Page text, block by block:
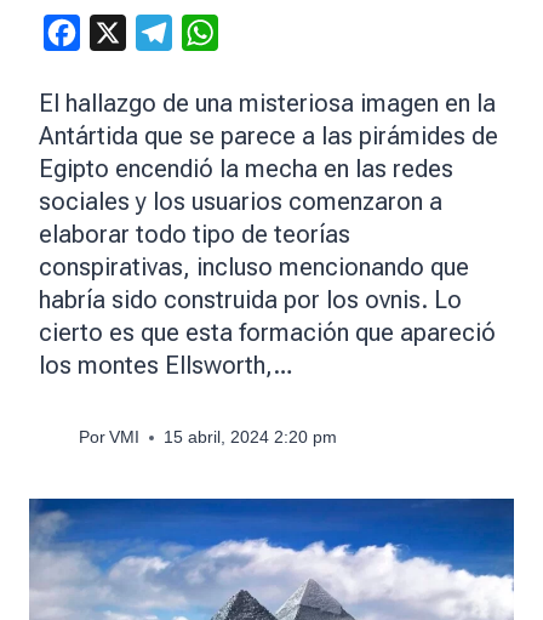
Facebook Telegram
El hallazgo de una misteriosa imagen en la
Antártida que se parece a las pirámides de
Egipto encendió la mecha en las redes
sociales y los usuarios comenzaron a
elaborar todo tipo de teorías
conspirativas, incluso mencionando que
habría sido construida por los ovnis. Lo
cierto es que esta formación que apareció
los montes Ellsworth,…
Por VMI 15 abril, 2024 2:20 pm